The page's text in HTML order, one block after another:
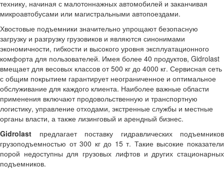
технику, начиная с малотоннажных автомобилей и заканчивая
микроавтобусами или магистральными автопоездами.
Хвостовые подъемники значительно упрощают безопасную
загрузку и разгрузку грузовиков и являются синонимами
экономичности, гибкости и высокого уровня эксплуатационного
комфорта для пользователей. Имея более 40 продуктов, Gidrolast
вмещает для весовых классов от 500 кг до 4000 кг. Сервисная сеть
с общим покрытием гарантирует неограниченное и оптимальное
обслуживание для каждого клиента. Наиболее важные области
применения включают продовольственную и транспортную
логистику, управление отходами, экстренные службы и местные
органы власти, а также лизинговый и арендный бизнес.
Gidrolast предлагает поставку гидравлических подъемников
грузоподъемностью от 300 кг до 15 т. Такие высокие показатели
порой недоступны для грузовых лифтов и других стационарных
подъемников.